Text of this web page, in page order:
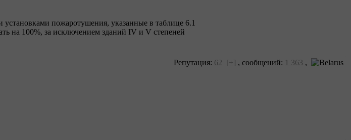
пожаротушения, указанные в таблице 6.1
на 100%, за исключением зданий IV и V степеней
Репутация: 62 [+] , сообщений: 1 363 ,